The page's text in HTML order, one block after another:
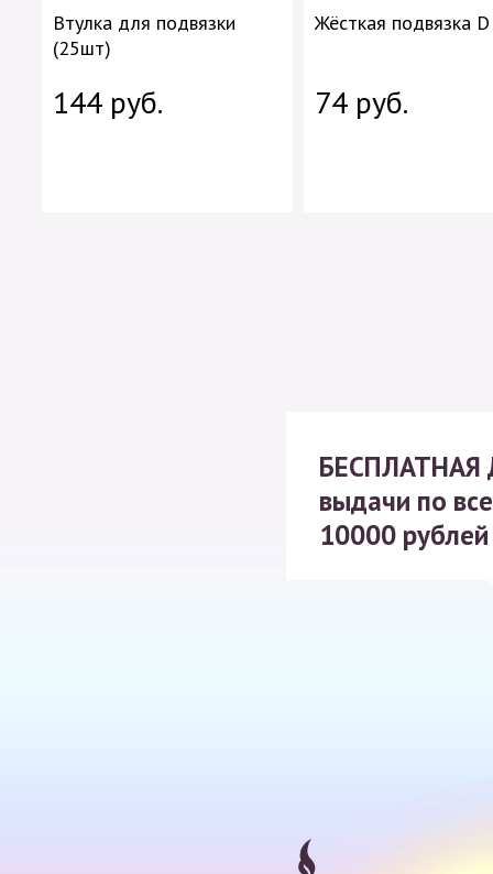
Втулка для подвязки
(25шт)
144 руб.
Жёсткая подвязка
74 руб.
БЕСПЛАТНАЯ
выдачи по
10000 рублей